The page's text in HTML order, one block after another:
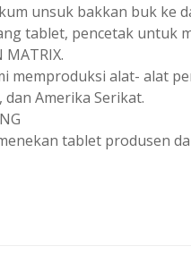
unsuk bakkan buk ke
tablet, pencetak untuk
MATRIX.
memproduksi alat- alat
Amerika Serikat.
tablet produsen